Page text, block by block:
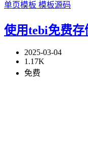
单页模板 模板源码
使用tebi免费
2025-03-04
1.17K
免费